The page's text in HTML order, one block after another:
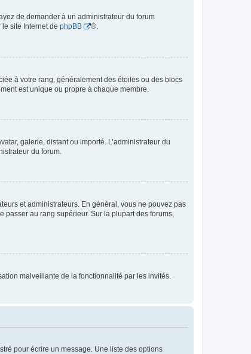
de demander à un administrateur du forum
site Internet de phpBB ®.
à votre rang, généralement des étoiles ou des blocs
est unique ou propre à chaque membre.
galerie, distant ou importé. L’administrateur du
du forum.
et administrateurs. En général, vous ne pouvez pas
passer au rang supérieur. Sur la plupart des forums,
malveillante de la fonctionnalité par les invités.
pour écrire un message. Une liste des options